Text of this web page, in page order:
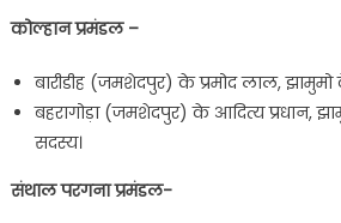
कोल्हान प्रमंडल –
बारीडीह (जमशेदपुर) के प्रमोद लाल, झामुमो
बहरागोड़ा (जमशेदपुर) के आदित्य प्रधान,
सदस्य।
संथाल परगना प्रमंडल-